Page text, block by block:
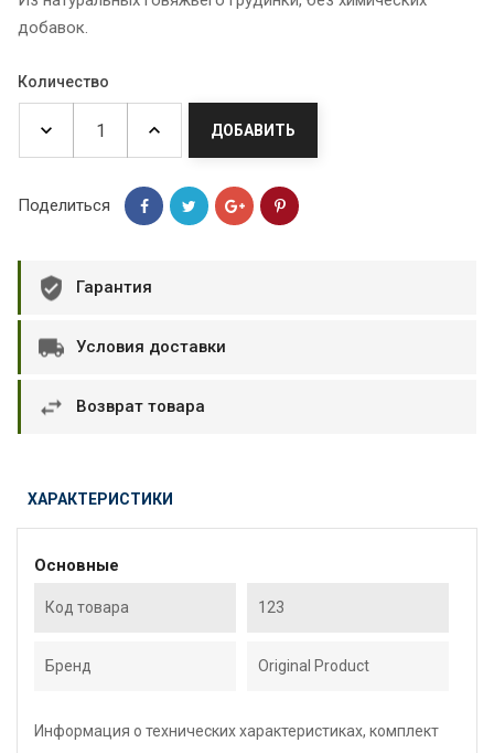
добавок.
Количество
ДОБАВИТЬ
Поделиться
Гарантия
Условия доставки
Возврат товара
ХАРАКТЕРИСТИКИ
Основные
Код товара 123
Бренд Original Product
Информация о технических характеристиках, комплект